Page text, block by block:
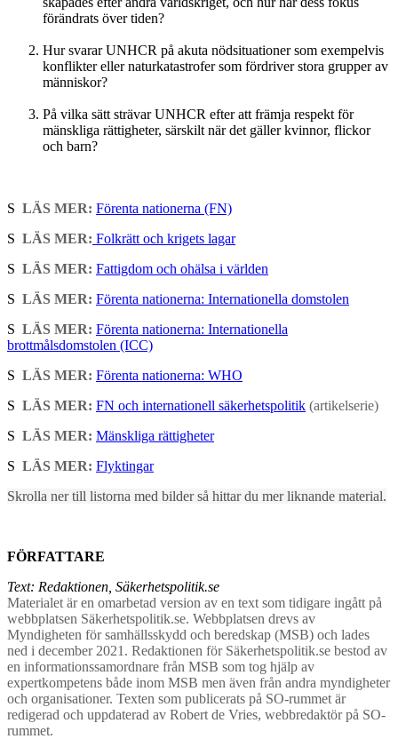
förändrats över tiden?
Hur svarar UNHCR på akuta nödsituationer som exempelvis
konflikter eller naturkatastrofer som fördriver stora grupper av
människor?
På vilka sätt strävar UNHCR efter att främja respekt för
mänskliga rättigheter, särskilt när det gäller kvinnor, flickor
och barn?
S LÄS MER: Förenta nationerna (FN)
S LÄS MER: Folkrätt och krigets lagar
S LÄS MER: Fattigdom och ohälsa i världen
S LÄS MER: Förenta nationerna: Internationella domstolen
S LÄS MER: Förenta nationerna: Internationella
brottmålsdomstolen (ICC)
S LÄS MER: Förenta nationerna: WHO
S LÄS MER: FN och internationell säkerhetspolitik (artikelserie)
S LÄS MER: Mänskliga rättigheter
S LÄS MER: Flyktingar
Skrolla ner till listorna med bilder så hittar du mer liknande material.
FÖRFATTARE
Text: Redaktionen, Säkerhetspolitik.se
Materialet är en omarbetad version av en text som tidigare ingått på
webbplatsen Säkerhetspolitik.se. Webbplatsen drevs av
Myndigheten för samhällsskydd och beredskap (MSB) och lades
ned i december 2021. Redaktionen för Säkerhetspolitik.se bestod av
en informationssamordnare från MSB som tog hjälp av
expertkompetens både inom MSB men även från andra myndigheter
och organisationer. Texten som publicerats på SO-rummet är
redigerad och uppdaterad av Robert de Vries, webbredaktör på SO-
rummet.